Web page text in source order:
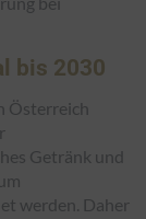
bis 2030
Österreich
Getränk und
werden. Daher